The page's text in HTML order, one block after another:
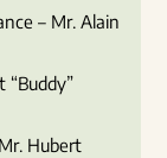
– Mr. Alain
“Buddy”
Hubert